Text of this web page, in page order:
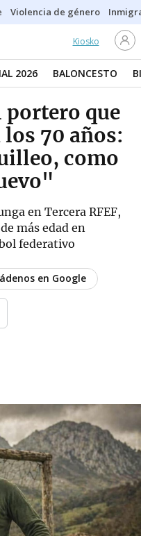
Violencia de género
Kiosko
2026 BALONCESTO
portero que
70 años:
como
en Tercera RFEF,
más edad en
federativo
en Google